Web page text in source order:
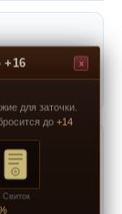
Х2, Х50 и
на
+16 x
для заточки.
до +14
Свиток